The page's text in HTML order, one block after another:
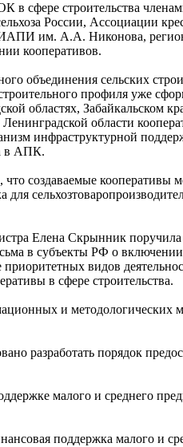
в сфере строительства
России, Ассоциации
им. А.А. Никонова,
кооперативов.
объединения сельских
профиля уже
областях, Забайкальском
области
инфраструктурной
в АПК.
что создаваемые
для
Елена Скрынник
в субъекты РФ о
видов
в сфере строительства.
и методологических
разработать порядок
малого и среднего
поддержка малого и